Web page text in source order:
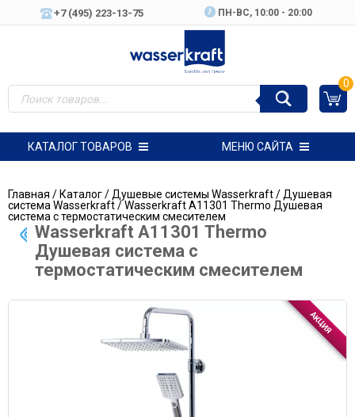
+7 (495) 223-13-75 ПН-ВC, 10:00 - 20:00
0
КАТАЛОГ ТОВАРОВ МЕНЮ САЙТА
Главная /Каталог/ Душевые системы Wasserkraft/ Душевая
система Wasserkraft/ Wasserkraft A11301 Thermo Душевая
система с термостатическим смесителем
Wasserkraft A11301 Thermo
Душевая система с
термостатическим смесителем